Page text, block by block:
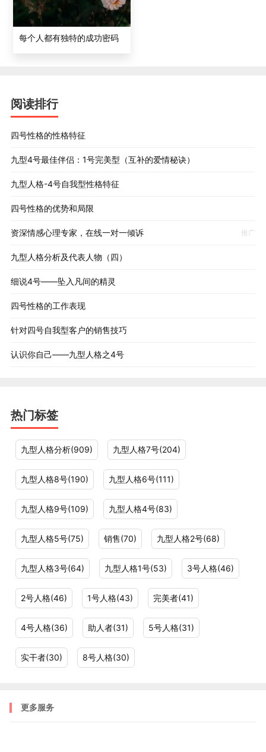
和放纵反羞愧，不能忍受别人哪怕一丁点的不好的话。
裴宇晶博士：是的，4号内心是千刀万剐。你别看4号满不
裴宇晶博士：不能真的以死谢罪吧，不能天天把自己骂得
骗。 作为退缩型性格，4对于自己的缺陷几乎无能为力！
因为他无法改变，甚至也不愿改变自己。
翟同学：怎么从态度上改变？还是接纳 那个不完美？
的，矛盾的，每个人事物都是黑白两面的！不执着于纯粹
的，完美的，圆满的，因为根本没有完美，那来自幻想。
四号学员:要承认没有完美太难了！
生命的意义
纯粹的绝望
触底反弹
裴宇晶博士：现实就是完美，是的，因为那会面临最深的
绝望无意义的黑洞！所以，最终是看到“不完美的完美”——
四号学员:绝望之绝望。
裴宇晶博士：那是一种纯粹的绝望，无条件的绝望！
四号学员:我突然感觉能看着这个绝望，有一瞬间的平静，
有种触底的感觉！深呼吸，然后觉得有力量在回来。
关联！
每个人都有独特的成功密码
阅读排行
四号性格的性格特征
九型4号最佳伴侣：1号完美型（互补的爱情秘诀）
九型人格-4号自我型性格特征
四号性格的优势和局限
资深情感心理专家，在线一对一倾诉 推广
九型人格分析及代表人物（四）
细说4号——坠入凡间的精灵
四号性格的工作表现
针对四号自我型客户的销售技巧
认识你自己——九型人格之4号
热门标签
九型人格分析(909) 九型人格7号(204)
九型人格8号(190) 九型人格6号(111)
九型人格9号(109) 九型人格4号(83)
九型人格5号(75) 销售(70) 九型人格2号(68)
九型人格3号(64) 九型人格1号(53) 3号人格(46)
2号人格(46) 1号人格(43) 完美者(41)
4号人格(36) 助人者(31) 5号人格(31)
实干者(30) 8号人格(30)
更多服务